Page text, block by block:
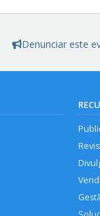
Denunciar este